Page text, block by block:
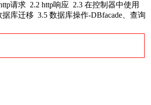
请求 2.2 http响应 2.3 在控制器中使用
库迁移 3.5 数据库操作-DBfacade、查询